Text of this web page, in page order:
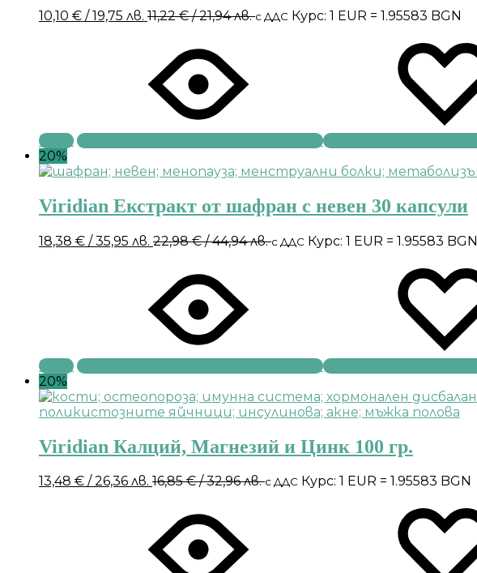
10,10 € / 19,75 лв. 11,22€/ 21,94 лв.с ДДС Курс: 1 EUR = 1.95583 BGN
Купи
20%
Viridian Екстракт от шафран с невен 30 капсули
18,38 € / 35,95 лв. 22,98€/ 44,94 лв.с ДДС Курс: 1 EUR = 1.95583 BGN
Купи
20%
Viridian Калций, Магнезий и Цинк 100 гр.
13,48 € / 26,36 лв. 16,85€/ 32,96 лв.с ДДС Курс: 1 EUR = 1.95583 BGN